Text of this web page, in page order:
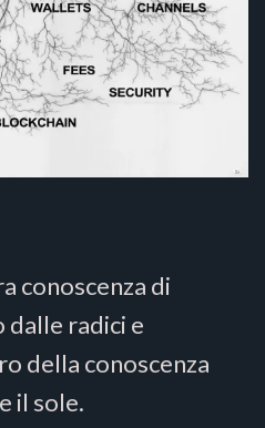
conoscenza di
radici e
della conoscenza
il sole.